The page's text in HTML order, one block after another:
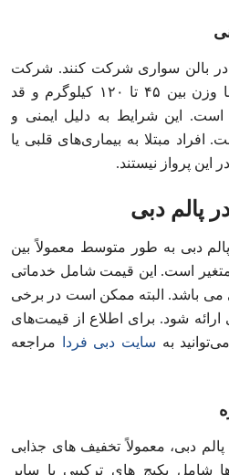
می‌توانند در بالن سواری شرکت کنند. شرکت
در بالن سواری برای افراد با وزن بین ۴۵ تا ۱۲۰ کیلوگرم و قد
مجاز است. این شرایط به دلیل ایمنی و
افراد مبتلا به بیماری‌های قلبی یا
این پرواز نیستند.
پالم دبی
دبی به طور متوسط معمولاً بین
امارات متغیر است. این قیمت شامل خدماتی
می‌ باشد. البته ممکن است در برخی
ارائه شود. برای اطلاع از قیمت‌های
به سایت دبی فردا
مراجعه
دبی، معمولاً تخفیف‌ های جذابی
شامل پکیج‌ های ترکیبی با سایر